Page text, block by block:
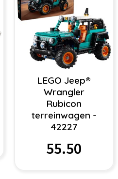
LEGO Jeep®
Wrangler
Rubicon
terreinwagen -
42227
55.50